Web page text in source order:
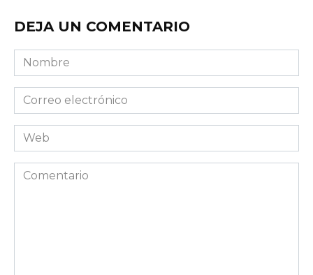
DEJA UN COMENTARIO
Nombre
Correo
electrónico
Web
Comentario